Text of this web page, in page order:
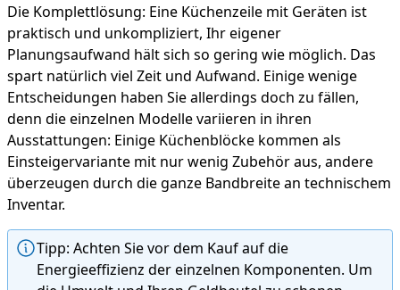
Die Komplettlösung: Eine Küchenzeile mit Geräten ist
praktisch und unkompliziert, Ihr eigener
Planungsaufwand hält sich so gering wie möglich. Das
spart natürlich viel Zeit und Aufwand. Einige wenige
Entscheidungen haben Sie allerdings doch zu fällen,
denn die einzelnen Modelle variieren in ihren
Ausstattungen: Einige Küchenblöcke kommen als
Einsteigervariante mit nur wenig Zubehör aus, andere
überzeugen durch die ganze Bandbreite an technischem
Inventar.
Tipp: Achten Sie vor dem Kauf auf die
Energieeffizienz der einzelnen Komponenten. Um